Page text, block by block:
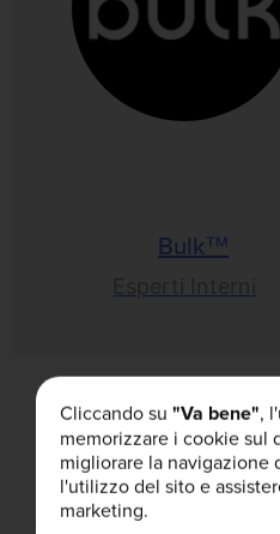
Bulk™
Articoli correlati
Cliccando su "Va bene",
memorizzare i cookie sul
migliorare la navigazione
l'utilizzo del sito e
marketing.